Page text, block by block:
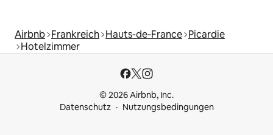
Airbnb Frankreich Hauts-de-France Picardie
Hotelzimmer
© 2026 Airbnb, Inc.
Datenschutz
Nutzungsbedingungen